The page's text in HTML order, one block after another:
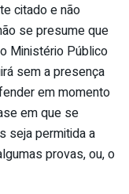
citado e não
se presume que
Ministério Público
sem a presença
em momento
em que se
seja permitida a
provas, ou, o